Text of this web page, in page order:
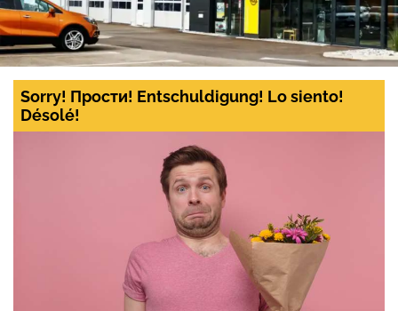
Sorry! Прости! Entschuldigung! Lo siento!
Désolé!